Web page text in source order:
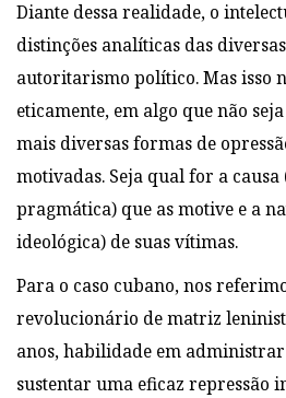
Diante dessa realidade, o
distinções analíticas das
autoritarismo político. Mas isso
eticamente, em algo que não
mais diversas formas de
motivadas. Seja qual for a
pragmática) que as motive e a
ideológica) de suas vítimas.
Para o caso cubano, nos
revolucionário de matriz
anos, habilidade em
sustentar uma eficaz repressão